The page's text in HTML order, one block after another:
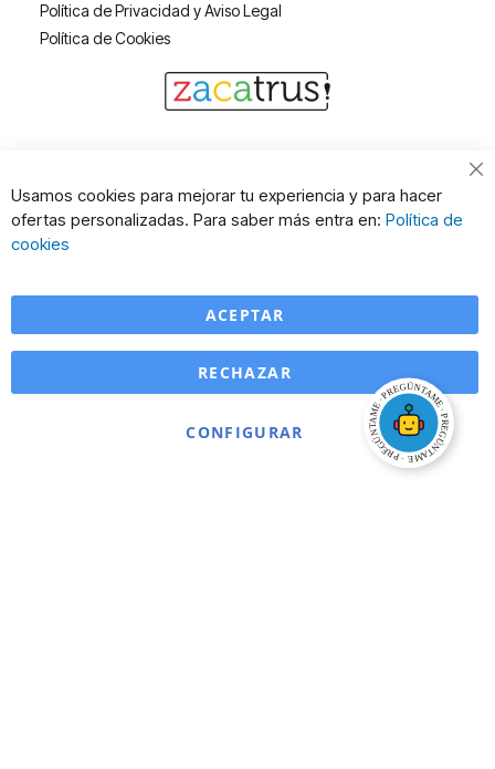
Política de Privacidad y Aviso Legal
Política de Cookies
Usamos cookies para mejorar tu experiencia y para hacer
ofertas personalizadas. Para saber más entra en: Política de
cookies
ACEPTAR
CONFIGURAR
RECHAZAR